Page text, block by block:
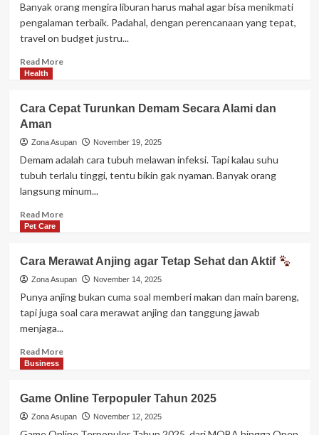
Harus
Fokus
Skala,
Banyak orang mengira liburan harus mahal agar bisa menikmati
pengalaman terbaik. Padahal, dengan perencanaan yang tepat,
travel on budget justru...
Read MoreRead
on
Cara
Liburan
Tanpa
Mengurangi
Health
Cara Cepat Turunkan Demam Secara Alami dan
Aman
Zona Asupan November 19, 2025
Demam adalah cara tubuh melawan infeksi. Tapi kalau suhu
tubuh terlalu tinggi, tentu bikin gak nyaman. Banyak orang
langsung minum...
Read MoreRead
Cepat
Turunkan
Demam
Secara
dan
Pet Care
Cara Merawat Anjing agar Tetap Sehat dan Aktif
Zona Asupan November 14, 2025
Punya anjing bukan cuma soal memberi makan dan main bareng,
tapi juga soal cara merawat anjing dan tanggung jawab
menjaga...
Read MoreRead
Merawat
Anjing
agar
Business
Game Online Terpopuler Tahun 2025
Zona Asupan November 12, 2025